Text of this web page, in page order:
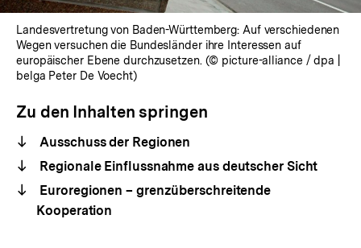
Landesvertretung von Baden-Württemberg: Auf verschiedenen
Wegen versuchen die Bundesländer ihre Interessen auf
europäischer Ebene durchzusetzen. (© picture-alliance / dpa |
belga Peter De Voecht)
Zu den Inhalten springen
Ausschuss der Regionen
Regionale Einflussnahme aus deutscher Sicht
Euroregionen – grenzüberschreitende
Kooperation